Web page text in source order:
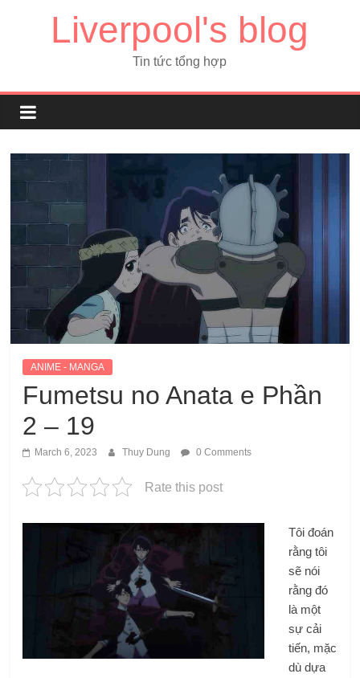
Liverpool's blog
Tin tức tổng hợp
ANIME - MANGA
Fumetsu no Anata e Phần
2 – 19
March 6, 2023 Thuy Dung 0 Comments
Rate this post
Tôi đoán
rằng tôi
sẽ nói
rằng đó
là một
sự cải
tiến, mặc
dù dựa